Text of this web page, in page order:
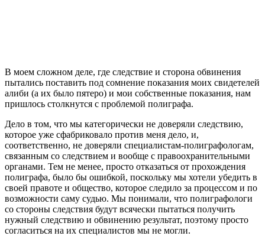
В моем сложном деле, где следствие и сторона обвинения
пытались поставить под сомнение показания моих свидетелей
алиби (а их было пятеро) и мои собственные показания, нам
пришлось столкнутся с проблемой полиграфа.
Дело в том, что мы категорически не доверяли следствию,
которое уже сфабриковало против меня дело, и,
соответственно, не доверяли специалистам-полиграфологам,
связанным со следствием и вообще с правоохранительными
органами. Тем не менее, просто отказаться от прохождения
полиграфа, было бы ошибкой, поскольку мы хотели убедить в
своей правоте и общество, которое следило за процессом и по
возможности саму судью. Мы понимали, что полиграфологи
со стороны следствия будут всячески пытаться получить
нужный следствию и обвинению результат, поэтому просто
согласиться на их специалистов мы не могли.